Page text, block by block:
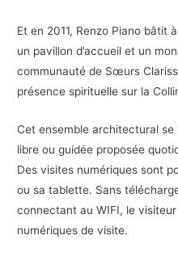
Et en 2011, Renzo Piano bâtit
un pavillon d’accueil et un
communauté de Sœurs
présence spirituelle sur la
Cet ensemble architectural se
libre ou guidée proposée
Des visites numériques sont
ou sa tablette. Sans
connectant au WIFI, le
numériques de visite.